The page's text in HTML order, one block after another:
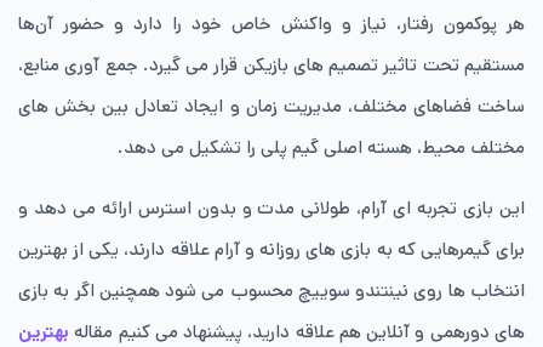
هر پوکمون رفتار، نیاز و واکنش خاص خود را دارد و حضور آن‌ها
مستقیم تحت تاثیر تصمیم های بازیکن قرار می گیرد. جمع آوری منابع،
ساخت فضاهای مختلف، مدیریت زمان و ایجاد تعادل بین بخش های
مختلف محیط، هسته اصلی گیم پلی را تشکیل می دهد.
این بازی تجربه ای آرام، طولانی مدت و بدون استرس ارائه می دهد و
برای گیمرهایی که به بازی های روزانه و آرام علاقه دارند، یکی از بهترین
انتخاب ها روی نینتندو سوییچ محسوب می شود همچنین اگر به بازی
های دورهمی و آنلاین هم علاقه دارید، پیشنهاد می کنیم مقاله بهترین